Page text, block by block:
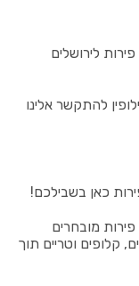
לירושלים
להתקשר אלינו
כאן בשבילכם!
מובחרים
קלופים וטריים תוך